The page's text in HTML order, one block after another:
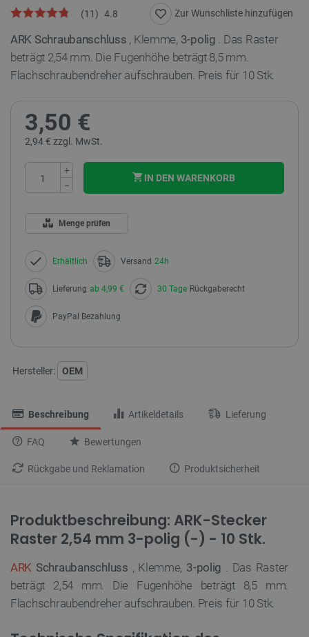
4.8
(11) Zur Wunschliste hinzufügen
ARK Schraubanschluss , Klemme, 3-polig . Das Raster
beträgt 2,54 mm. Die Fugenhöhe beträgt 8,5 mm.
Flachschraubendreher aufschrauben. Preis für 10 Stk.
3,50 €
2,94 € zzgl. MwSt.
+
−
IN DEN WARENKORB
Menge prüfen
Erhältlich Versand 24h
Lieferung ab 4,99 € 30 Tage Rückgaberecht
PayPal Bezahlung
Hersteller: OEM
Beschreibung Artikeldetails Lieferung
FAQ Bewertungen
Rückgabe und Reklamation Produktsicherheit
Produktbeschreibung: ARK-Stecker
Raster 2,54 mm 3-polig (-) - 10 Stk.
ARK Schraubanschluss , Klemme, 3-polig . Das Raster
beträgt 2,54 mm. Die Fugenhöhe beträgt 8,5 mm.
Flachschraubendreher aufschrauben. Preis für 10 Stk.